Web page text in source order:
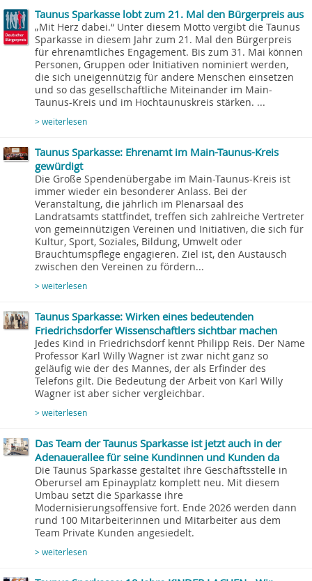
Taunus Sparkasse lobt zum 21. Mal den Bürgerpreis aus
„Mit Herz dabei.“ Unter diesem Motto vergibt die Taunus
Sparkasse in diesem Jahr zum 21. Mal den Bürgerpreis
für ehrenamtliches Engagement. Bis zum 31. Mai können
Personen, Gruppen oder Initiativen nominiert werden,
die sich uneigennützig für andere Menschen einsetzen
und so das gesellschaftliche Miteinander im Main-
Taunus-Kreis und im Hochtaunuskreis stärken. ...
> weiterlesen
Taunus Sparkasse: Ehrenamt im Main-Taunus-Kreis
gewürdigt
Die Große Spendenübergabe im Main-Taunus-Kreis ist
immer wieder ein besonderer Anlass. Bei der
Veranstaltung, die jährlich im Plenarsaal des
Landratsamts stattfindet, treffen sich zahlreiche Vertreter
von gemeinnützigen Vereinen und Initiativen, die sich für
Kultur, Sport, Soziales, Bildung, Umwelt oder
Brauchtumspflege engagieren. Ziel ist, den Austausch
zwischen den Vereinen zu fördern...
> weiterlesen
Taunus Sparkasse: Wirken eines bedeutenden
Friedrichsdorfer Wissenschaftlers sichtbar machen
Jedes Kind in Friedrichsdorf kennt Philipp Reis. Der Name
Professor Karl Willy Wagner ist zwar nicht ganz so
geläufig wie der des Mannes, der als Erfinder des
Telefons gilt. Die Bedeutung der Arbeit von Karl Willy
Wagner ist aber sicher vergleichbar.
> weiterlesen
Das Team der Taunus Sparkasse ist jetzt auch in der
Adenauerallee für seine Kundinnen und Kunden da
Die Taunus Sparkasse gestaltet ihre Geschäftsstelle in
Oberursel am Epinayplatz komplett neu. Mit diesem
Umbau setzt die Sparkasse ihre
Modernisierungsoffensive fort. Ende 2026 werden dann
rund 100 Mitarbeiterinnen und Mitarbeiter aus dem
Team Private Kunden angesiedelt.
> weiterlesen